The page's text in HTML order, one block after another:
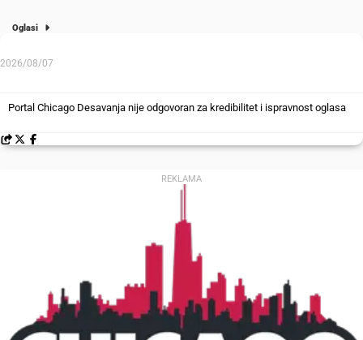
Oglasi
Portal Chicago Desavanja nije odgovoran za kredibilitet i ispravnost oglasa
2026/08/07
REKLAMA